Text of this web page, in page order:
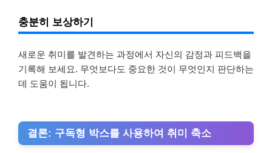
충분히 보상하기
새로운 취미를 발견하는 과정에서 자신의 감정과 피드백을
기록해 보세요. 무엇보다도 중요한 것이 무엇인지 판단하는
데 도움이 됩니다.
결론: 구독형 박스를 사용하여 취미 축소